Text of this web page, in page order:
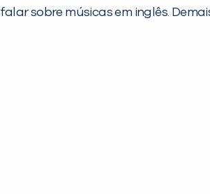
sobre músicas em inglês.